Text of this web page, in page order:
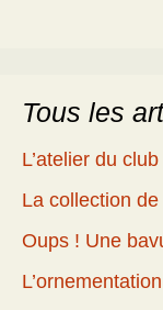
Tous les
L’atelier du club
La collection
Oups ! Une